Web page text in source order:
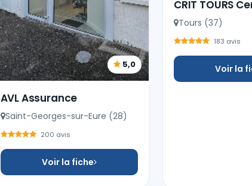
5,0
AVL Assurance
Saint-Georges-sur-Eure (28)
200 avis
Voir la fiche
CRIT TOURS
Tours (37)
183 avis
Voir la